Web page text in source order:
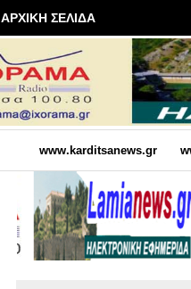
ΑΡΧΙΚΗ ΣΕΛΙΔΑ
www.karditsanews.gr